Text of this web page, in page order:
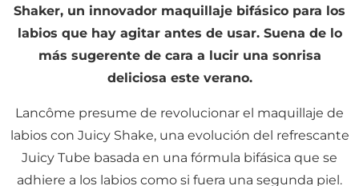
Shaker, un innovador maquillaje bifásico para los
labios que hay agitar antes de usar. Suena de lo
más sugerente de cara a lucir una sonrisa
deliciosa este verano.
Lancôme presume de revolucionar el maquillaje de
labios con Juicy Shake, una evolución del refrescante
Juicy Tube basada en una fórmula bifásica que se
adhiere a los labios como si fuera una segunda piel.